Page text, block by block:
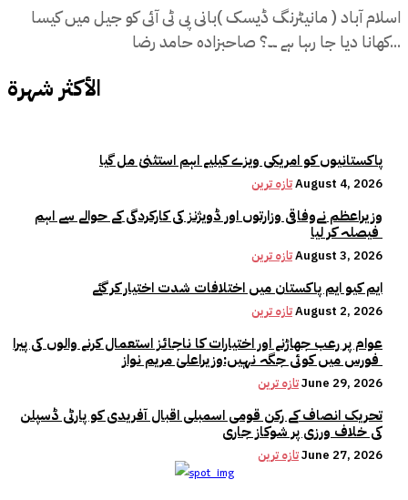
اسلام آباد ( مانیٹرنگ ڈیسک )بانی پی ٹی آئی کو جیل میں کیسا
کھانا دیا جا رہا ہے ۔۔؟ صاحبزادہ حامد رضا...
الأكثر شهرة
پاکستانیوں کو امریکی ویزے کیلیے اہم استثنیٰ مل گیا
تازہ ترینAugust 4, 2026
وزیراعظم نےوفاقی وزارتوں اور ڈویژنز کی کارکردگی کے حوالے سے اہم
تازہ ترینAugust 3, 2026
ایم کیو ایم پاکستان میں اختلافات شدت اختیار کر گئے
تازہ ترینAugust 2, 2026
عوام پر رعب جھاڑنے اور اختیارات کا ناجائز استعمال کرنے والوں کی پیرا
تازہ ترینJune 29, 2026
تحریک انصاف کے رکن قومی اسمبلی اقبال آفریدی کو پارٹی ڈسپلن
کی خلاف ورزی پر شوکاز جاری
تازہ ترینJune 27, 2026